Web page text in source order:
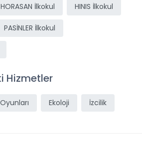
HORASAN İlkokul HINIS İlkokul
PASİNLER İlkokul
Hizmetler
Ekoloji İzcilik